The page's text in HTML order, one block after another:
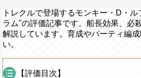
トレクルで登場するモンキー・D・
ラム"の評価記事です。船長効果、必
解説しています。育成やパーティ編
い。
【評価目次】